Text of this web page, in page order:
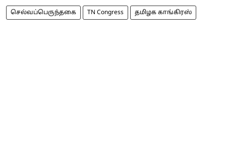
செல்வப்பெருந்தகை TN Congress தமிழக காங்கிரஸ்